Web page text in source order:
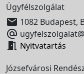
Ügyfélszolgálat
 1082 Budapest,

 Nyitvatartás
Józsefvárosi